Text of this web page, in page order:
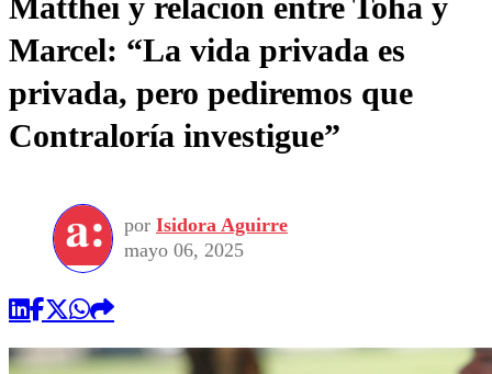
Marcel: “La vida privada es
privada, pero pediremos que
Contraloría investigue”
por Isidora Aguirre
mayo 06, 2025